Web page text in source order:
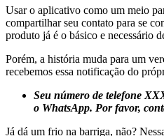
Usar o aplicativo como um meio
compartilhar seu contato para se
produto já é o básico e necessário
Porém, a história muda para um
recebemos essa notificação do
Seu número de telefone
o WhatsApp. Por favor,
Já dá um frio na barriga, não?